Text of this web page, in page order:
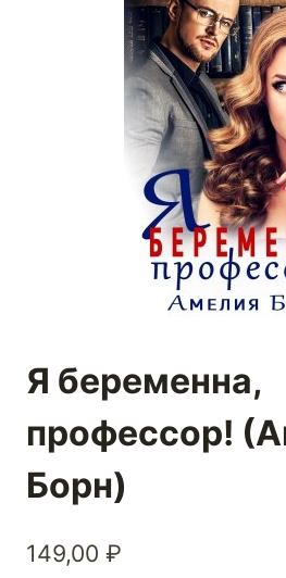
Я беременна,
профессор!
Борн)
149,00 ₽